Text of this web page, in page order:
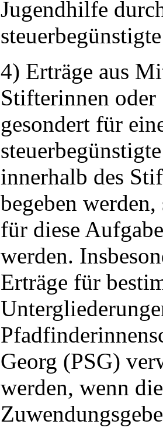
Jugendhilfe
4) Erträge aus
Stifterinnen
gesondert für
innerhalb des
begeben
für diese
werden.
Erträge für
Georg (PSG)
werden, wenn